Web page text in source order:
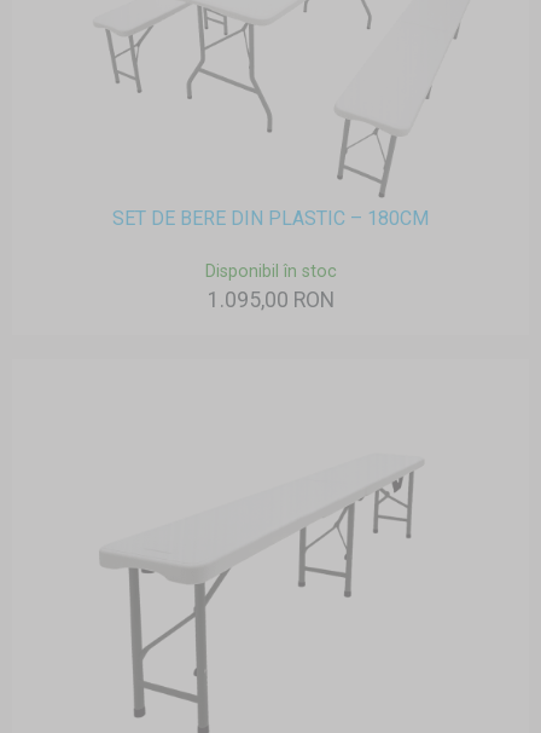
SET DE BERE DIN PLASTIC – 180CM
Disponibil în stoc
1.095,00 RON